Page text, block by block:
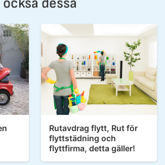
Rutavdrag flytt, Rut för
flyttstädning och
flyttfirma, detta gäller!